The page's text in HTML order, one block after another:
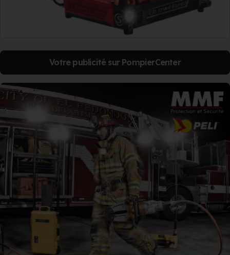
Votre publicité sur PompierCenter